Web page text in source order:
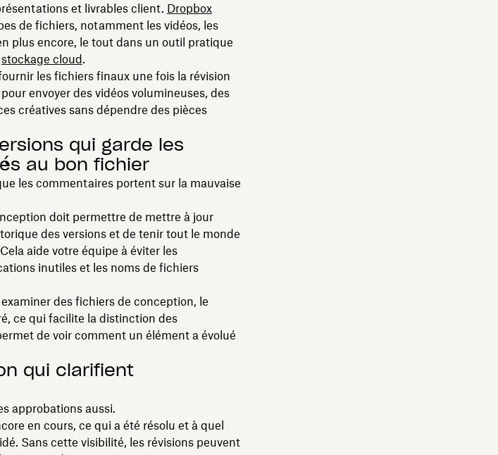
et livrables client. Dropbox
de fichiers, notamment les vidéos, les
plus encore, le tout dans un outil pratique
stockage cloud .
les fichiers finaux une fois la révision
envoyer des vidéos volumineuses, des
créatives sans dépendre des pièces
qui garde les
au bon fichier
les commentaires portent sur la mauvaise
doit permettre de mettre à jour
des versions et de tenir tout le monde
aide votre équipe à éviter les
inutiles et les noms de fichiers
des fichiers de conception, le
ce qui facilite la distinction des
de voir comment un élément a évolué
qui clarifient
approbations aussi.
en cours, ce qui a été résolu et à quel
Sans cette visibilité, les révisions peuvent